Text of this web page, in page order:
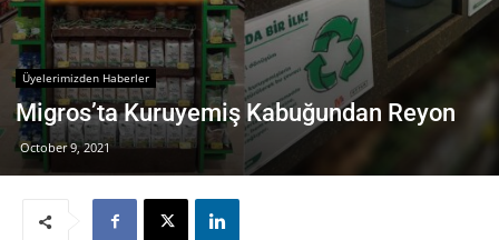
Üyelerimizden Haberler
Migros’ta Kuruyemiş Kabuğundan Reyon
October 9, 2021